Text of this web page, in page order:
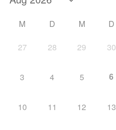
M D M D
27 28 29 30
3 4 5 6
10 11 12 13